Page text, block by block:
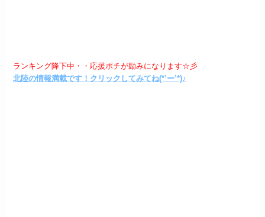
ランキング降下中・・応援ポチが励みになります☆彡
北陸の情報満載です！クリックしてみてね(*’ー’*)♪